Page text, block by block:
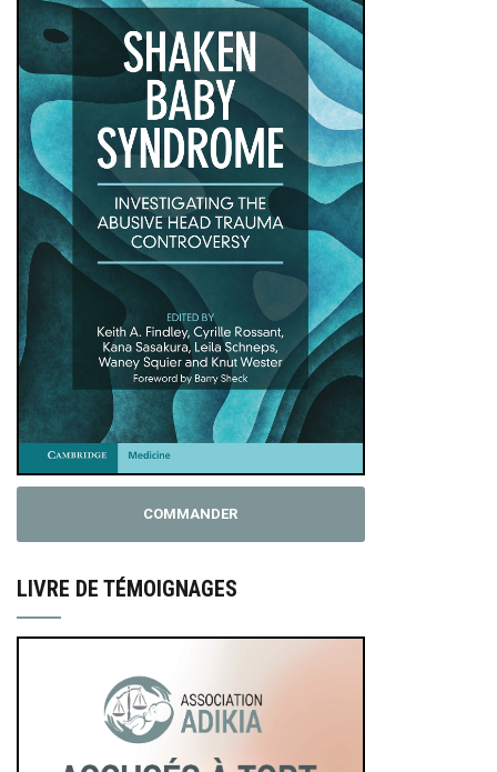
COMMANDER
LIVRE DE TÉMOIGNAGES